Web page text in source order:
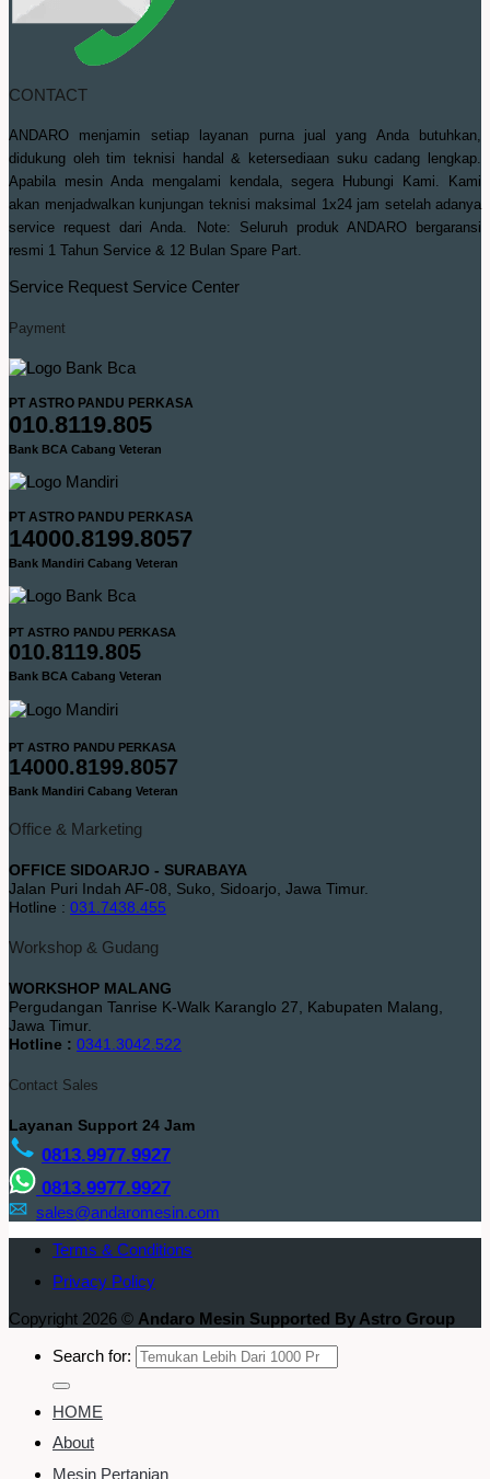
CONTACT
ANDARO menjamin setiap layanan purna jual yang Anda butuhkan,
didukung oleh tim teknisi handal & ketersediaan suku cadang lengkap.
Apabila mesin Anda mengalami kendala, segera Hubungi Kami. Kami
akan menjadwalkan kunjungan teknisi maksimal 1x24 jam setelah adanya
service request dari Anda. Note: Seluruh produk ANDARO bergaransi
resmi 1 Tahun Service & 12 Bulan Spare Part.
Service Request Service Center
Payment
PT ASTRO PANDU PERKASA
010.8119.805
Bank BCA Cabang Veteran
PT ASTRO PANDU PERKASA
14000.8199.8057
Bank Mandiri Cabang Veteran
PT ASTRO PANDU PERKASA
010.8119.805
Bank BCA Cabang Veteran
PT ASTRO PANDU PERKASA
14000.8199.8057
Bank Mandiri Cabang Veteran
Office & Marketing
OFFICE SIDOARJO - SURABAYA
Jalan Puri Indah AF-08, Suko, Sidoarjo, Jawa Timur.
Hotline : 031.7438.455
Workshop & Gudang
WORKSHOP MALANG
Pergudangan Tanrise K-Walk Karanglo 27, Kabupaten Malang,
Jawa Timur.
Hotline : 0341.3042.522
Contact Sales
Layanan Support 24 Jam
0813.9977.9927
0813.9977.9927
sales@andaromesin.com
Terms & Conditions
Privacy Policy
Copyright 2026 © Andaro Mesin Supported By Astro Group
Search for:
HOME
About
Mesin Pertanian